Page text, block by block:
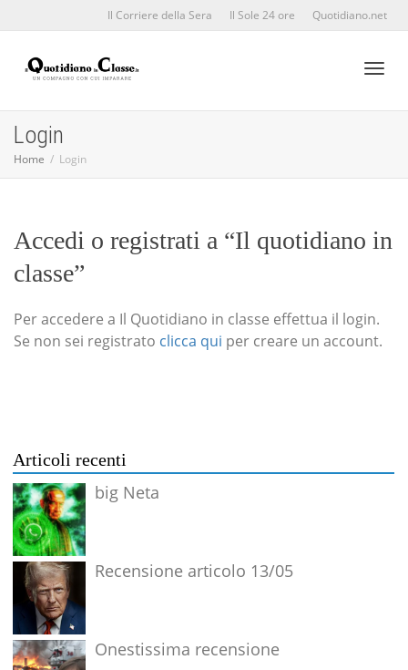
Il Corriere della Sera Il Sole 24 ore Quotidiano.net
Login
Home Login
Accedi o registrati a “Il quotidiano in
classe”
Per accedere a Il Quotidiano in classe effettua il login.
Se non sei registrato clicca qui per creare un account.
Articoli recenti
big Neta
Recensione articolo 13/05
Onestissima recensione